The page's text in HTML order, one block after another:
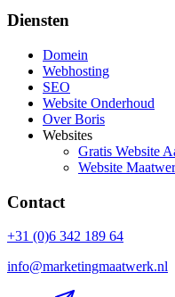
Diensten
Domein
Webhosting
SEO
Website Onderhoud
Over Boris
Websites
Gratis Website
Website
Contact
+31 (0)6 342 189 64
info@marketingmaatwerk.nl